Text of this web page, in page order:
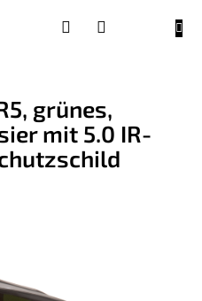
grünes,
mit 5.0 IR-